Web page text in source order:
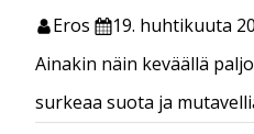
Eros
19. huhtikuuta
Ainakin näin keväällä
surkeaa suota ja